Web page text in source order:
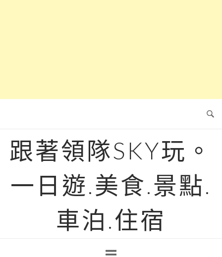
跟著領隊SKY玩。
一日遊.美食.景點.
車泊.住宿